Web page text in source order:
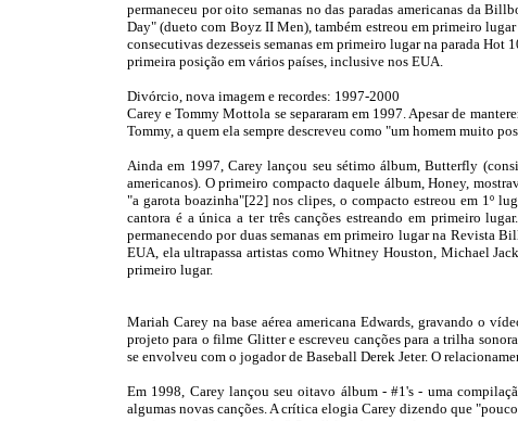
permaneceu por oito semanas no das paradas americanas da
Day" (dueto com Boyz II Men), também estreou em primeiro
consecutivas dezesseis semanas em primeiro lugar na parada
primeira posição em vários países, inclusive nos EUA.
Divórcio, nova imagem e recordes: 1997-2000
Carey e Tommy Mottola se separaram em 1997. Apesar de
Tommy, a quem ela sempre descreveu como "um homem muito
Ainda em 1997, Carey lançou seu sétimo álbum, Butterfly
americanos). O primeiro compacto daquele álbum, Honey,
"a garota boazinha"[22] nos clipes, o compacto estreou em 1º
cantora é a única a ter três canções estreando em primeiro
permanecendo por duas semanas em primeiro lugar na Revista
EUA, ela ultrapassa artistas como Whitney Houston, Michael
primeiro lugar.
Mariah Carey na base aérea americana Edwards, gravando o
projeto para o filme Glitter e escreveu canções para a trilha
se envolveu com o jogador de Baseball Derek Jeter. O
Em 1998, Carey lançou seu oitavo álbum - #1's - uma
algumas novas canções. A crítica elogia Carey dizendo que